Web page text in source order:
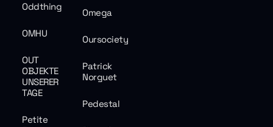
Oddthing
Omega
OMHU
Oursociety
OUT
OBJEKTE
UNSERER
TAGE
Patrick
Norguet
Pedestal
Petite